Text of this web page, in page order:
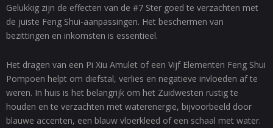
Gelukkig zijn de effecten van de #7 Ster goed te verzachten met
de juiste Feng Shui-aanpassingen. Het beschermen van
bezittingen en inkomsten is essentieel.
Het dragen van een Pi Xiu Amulet of een Vijf Elementen Feng Shui
Pompoen helpt om diefstal, verlies en negatieve invloeden af te
weren. In huis is het belangrijk om het Zuidwesten rustig te
houden en te verzachten met waterenergie, bijvoorbeeld door
blauwe accenten, een blauw vloerkleed of een schaal met water.